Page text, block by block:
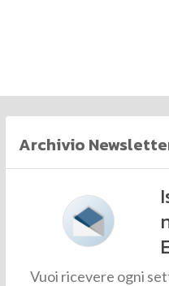
Archivio
Vuoi ricevere ogni